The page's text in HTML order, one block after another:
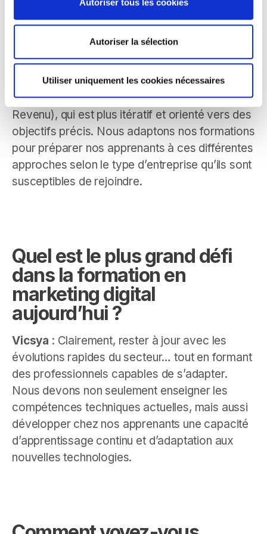
Autoriser tous les cookies
Autoriser la sélection
Utiliser uniquement les cookies nécessaires
Agences média, on utilise souvent le modèle
classique du tunnel de conversion (branding,
trafic, acquisition, fidélisation). Les petites
entreprises et les startups, elles, privilégient
souvent le framework AARRR (Acquisition,
Activation, Rétention, Recommandation,
Revenu), qui est plus itératif et orienté vers des
objectifs précis. Nous adaptons nos formations
pour préparer nos apprenants à ces différentes
approches selon le type d’entreprise qu’ils sont
susceptibles de rejoindre.
Quel est le plus grand défi
dans la formation en
marketing digital
aujourd’hui ?
Vicsya : Clairement, rester à jour avec les
évolutions rapides du secteur… tout en formant
des professionnels capables de s’adapter.
Nous devons non seulement enseigner les
compétences techniques actuelles, mais aussi
développer chez nos apprenants une capacité
d’apprentissage continu et d’adaptation aux
nouvelles technologies.